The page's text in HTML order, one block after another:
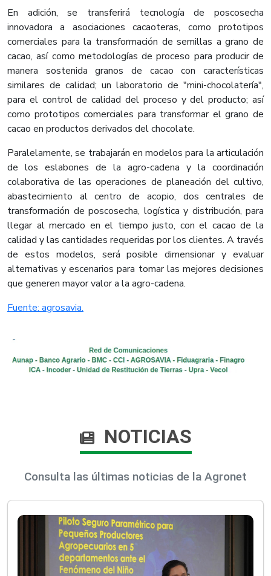
En adición, se transferirá tecnología de poscosecha
innovadora a asociaciones cacaoteras, como prototipos
comerciales para la transformación de semillas a grano de
cacao, así como metodologías de proceso para producir de
manera sostenida granos de cacao con características
similares de calidad; un laboratorio de "mini-chocolatería",
para el control de calidad del proceso y del producto; así
como prototipos comerciales para transformar el grano de
cacao en productos derivados del chocolate.
Paralelamente, se trabajarán en modelos para la articulación
de los eslabones de la agro-cadena y la coordinación
colaborativa de las operaciones de planeación del cultivo,
abastecimiento al centro de acopio, dos centrales de
transformación de poscosecha, logística y distribución, para
llegar al mercado en el tiempo justo, con el cacao de la
calidad y las cantidades requeridas por los clientes. A través
de estos modelos, será posible dimensionar y evaluar
alternativas y escenarios para tomar las mejores decisiones
que generen mayor valor a la agro-cadena.
Fuente: agrosavia.
NOTICIAS
Consulta las últimas noticias de la Agronet